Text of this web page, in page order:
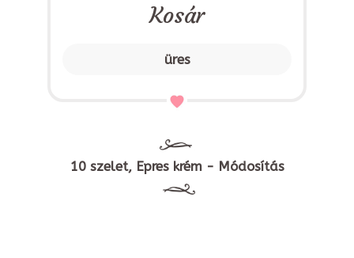
Kosár
üres
10 szelet, Epres krém - Módosítás